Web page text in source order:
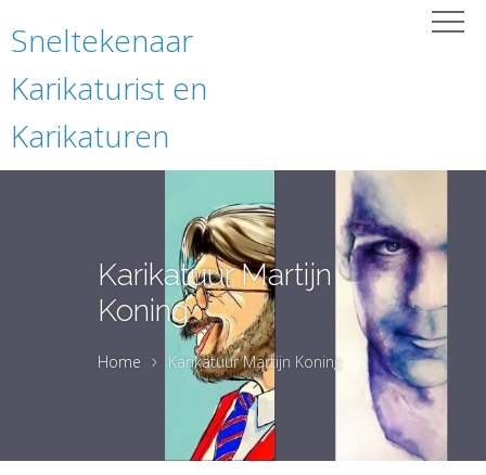
Sneltekenaar
Karikaturist en
Karikaturen
Karikatuur Martijn
Koning
Home Karikatuur Martijn Koning